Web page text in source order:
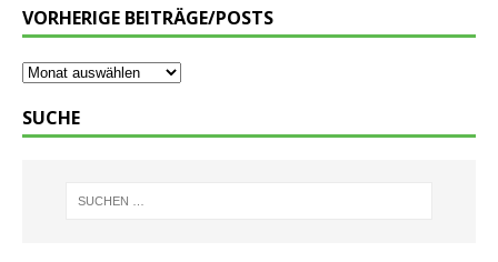
VORHERIGE BEITRÄGE/POSTS
SUCHE